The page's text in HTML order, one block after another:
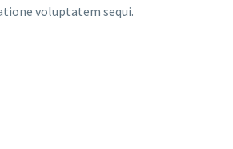
voluptatem sequi.